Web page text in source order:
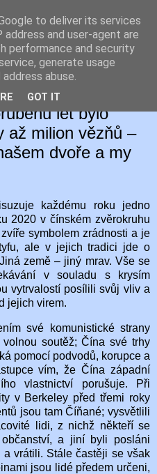
– Čína využívá
let bylo
až milion vězňů –
dvoře a my
každému roku jedno
2020 v čínském zvěrokruhu
symbolem zrádnosti a je
ale v jejich tradici jde o
země – jiný mrav. Vše se
v souladu s krysím
vytrvalostí posílili svůj vliv a
jejich virem.
své komunistické strany
soutěž; Čína své trhy
pomocí podvodů, korupce a
vím, že Čína západní
vlastnictví porušuje. Při
v Berkeley před třemi roky
jsou tam Číňané; vysvětlili
lidi, z nichž někteří se
a jiní byli posláni
vrátili. Stále častěji se však
jsou lidé předem určeni,
to deliver its services
and user-agent are
performance and security
generate usage
abuse.
GOT IT